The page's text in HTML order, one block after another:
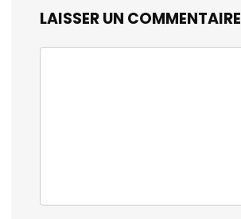
LAISSER UN COMMENTAIRE